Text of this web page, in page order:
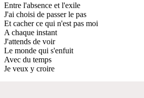
Entre l'absence et l'exile
J'ai choisi de passer le pas
Et cacher ce qui n'est pas moi
A chaque instant
J'attends de voir
Le monde qui s'enfuit
Avec du temps
Je veux y croire